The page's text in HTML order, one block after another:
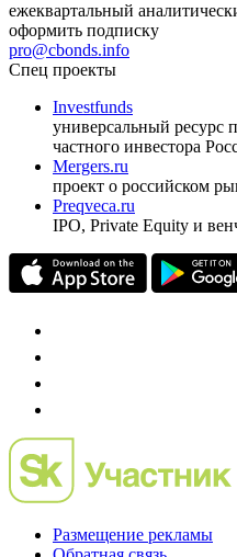
ежеквартальный
оформить подписку
pro@cbonds.info
Спец проекты
Investfunds
универсальный ресурс
частного инвестора
Mergers.ru
проект о российском
Preqveca.ru
IPO, Private Equity и
Размещение рекламы